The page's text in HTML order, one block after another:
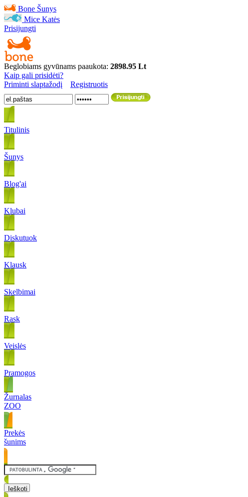
Bone Šunys
Mice Katės
Prisijungti
Beglobiams gyvūnams paaukota: 2898.95 Lt
Kaip gali prisidėti?
Priminti slaptažodį
Registruotis
Titulinis
Šunys
Blog'ai
Klubai
Diskutuok
Klausk
Skelbimai
Rask
Veislės
Pramogos
Žurnalas
ZOO
Prekės
šunims